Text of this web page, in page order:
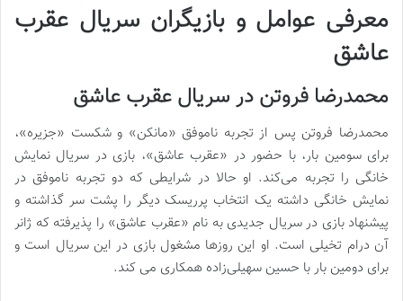
معرفی عوامل و بازیگران سریال عقرب
عاشق
محمدرضا فروتن در سریال عقرب عاشق
محمدرضا فروتن پس از تجربه ناموفق «مانکن» و شکست «جزیره»،
برای سومین بار، با حضور در «عقرب عاشق»، بازی در سریال نمایش
خانگی را تجربه می‌کند. او حالا در شرایطی که دو تجربه ناموفق در
نمایش خانگی داشته یک انتخاب پرریسک دیگر را پشت سر گذاشته و
پیشنهاد بازی در سریال جدیدی به نام «عقرب عاشق» را پذیرفته که ژانر
آن درام تخیلی است. او این روزها مشغول بازی در این سریال است و
برای دومین بار با حسین سهیلی‌زاده همکاری می‌ کند.